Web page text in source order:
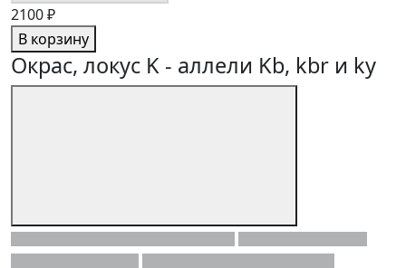
2100 ₽
В корзину
Окрас, локус K - аллели Kb, kbr и ky